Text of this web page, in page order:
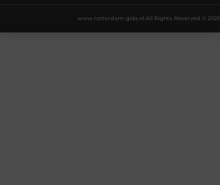
All Rights Reserved © 2025
www.rotterdam-gids.nl.